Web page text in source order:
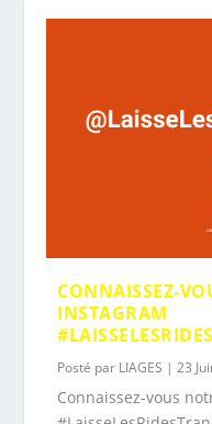
CONNAISSEZ-
INSTAGRAM
Posté par LIAGES |23
Connaissez-vous